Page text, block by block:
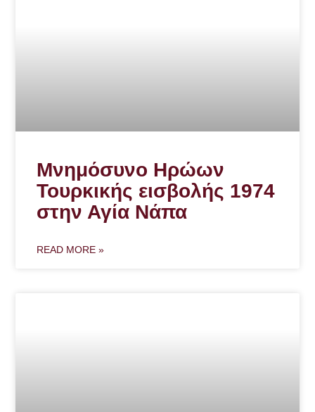
Μνημόσυνο Ηρώων
Τουρκικής εισβολής 1974
στην Αγία Νάπα
READ MORE »